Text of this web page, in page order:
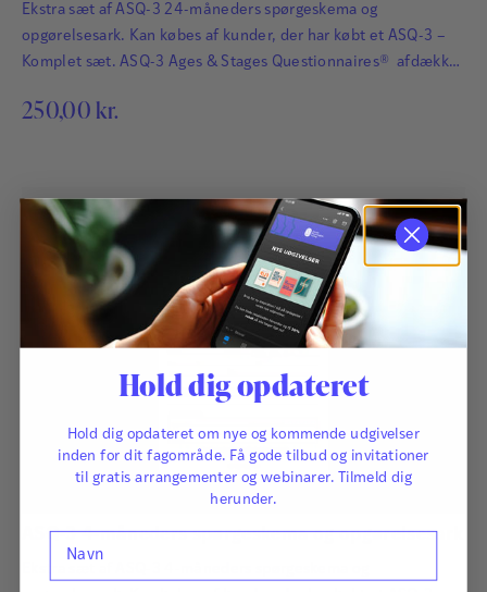
Ekstra sæt af ASQ-3 24-måneders spørgeskema og
opgørelsesark. Kan købes af kunder, der har købt et ASQ-3 –
Komplet sæt. ASQ-3 Ages & Stages Questionnaires® afdækker
småbørn. Det har afgørende betydning for børns fremtid, at
250,00 kr.
ASQ-3 4-måneders spørgeskema og opgørelsesark
Hold dig opdateret
Hold dig opdateret om nye og kommende udgivelser
inden for dit fagområde. Få gode tilbud og invitationer
til gratis arrangementer og webinarer. Tilmeld dig
herunder.